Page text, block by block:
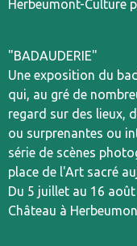
Herbeumont-Culture
"BADAUDERIE"
Une exposition du
qui, au gré de
regard sur des lieux,
ou surprenantes ou
série de scènes
place de l'Art sacré
Du 5 juillet au 16
Château à